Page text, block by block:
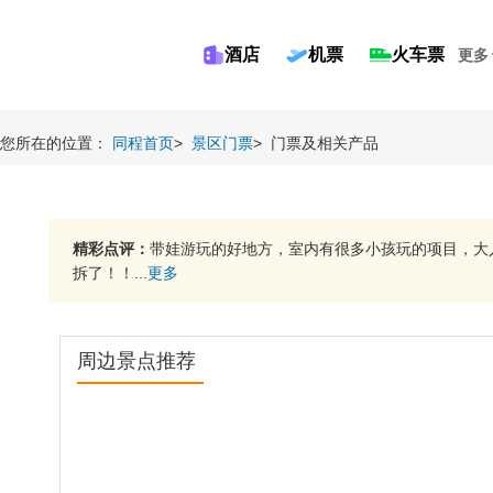
酒店 机票 火车票 更多
您所在的位置： 同程首页> 景区门票> 门票及相关产品
精彩点评： 带娃游玩的好地方，室内有很多小孩玩的项目，
拆了！！... 更多
周边景点推荐